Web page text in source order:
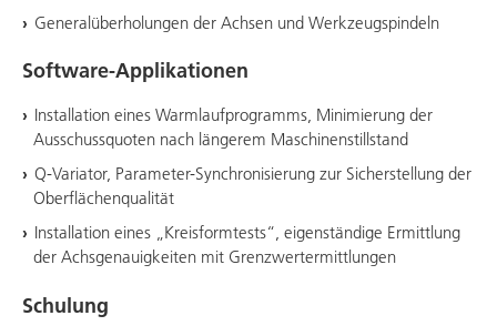
Generalüberholungen der Achsen und Werkzeugspindeln
Software-Applikationen
Installation eines Warmlaufprogramms, Minimierung der
Ausschussquoten nach längerem Maschinenstillstand
Q-Variator, Parameter-Synchronisierung zur Sicherstellung der
Oberflächenqualität
Installation eines „Kreisformtests“, eigenständige Ermittlung
der Achsgenauigkeiten mit Grenzwertermittlungen
Schulung